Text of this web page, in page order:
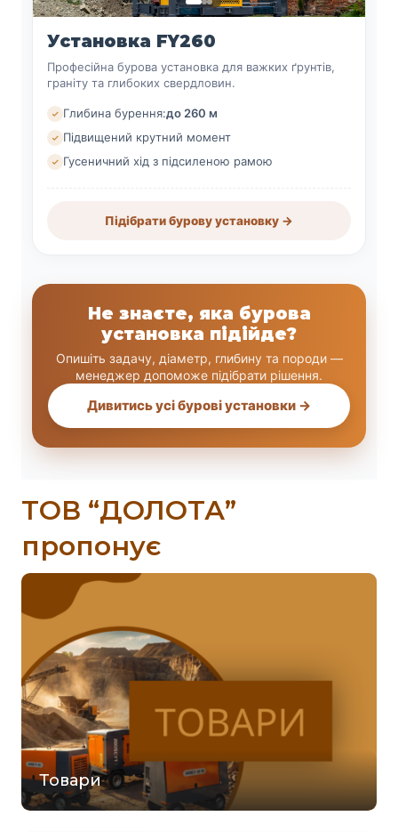
Установка FY260
Професійна бурова установка для важких ґрунтів,
граніту та глибоких свердловин.
Глибина бурення:до 260 м
Підвищений крутний момент
Гусеничний хід з підсиленою рамою
Підібрати бурову установку →
Не знаєте, яка бурова
установка підійде?
Опишіть задачу, діаметр, глибину та породи —
менеджер допоможе підібрати рішення.
Дивитись усі бурові установки →
ТОВ “ДОЛОТА”
пропонує
Товари